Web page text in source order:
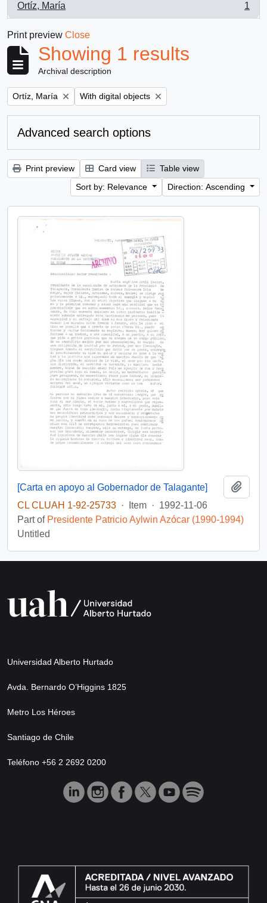
Ortíz, María
, 1 results
1
Print preview Close
Showing 1 results
Archival description
Remove filter:
Ortíz, María Remove filter:
With digital objects
Advanced search options
Print preview Card view
Table view
Sort by: Relevance
Direction: Ascending
[Carta en apoyo al Gobernador de Talagante]
CL CLUAH 1-92-25733 · Item · 1992-11-06
Part of Presidente Patricio Aylwin Azócar (1990-1994)
Untitled
Universidad Alberto Hurtado
Avda. Bernardo O’Higgins 1825
Metro Los Héroes
Santiago de Chile
Teléfono +56 2 2692 0200